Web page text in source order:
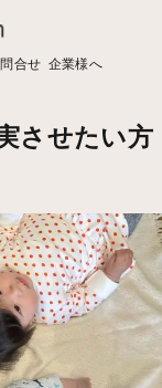
合せ 企業様へ
させたい方